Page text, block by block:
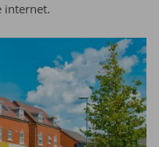
internet.